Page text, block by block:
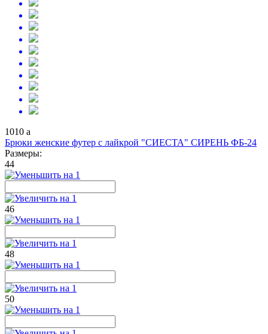
1010 a
Брюки женские футер с лайкрой "СИЕСТА" СИРЕНЬ ФБ-24
Размеры:
44
46
48
50